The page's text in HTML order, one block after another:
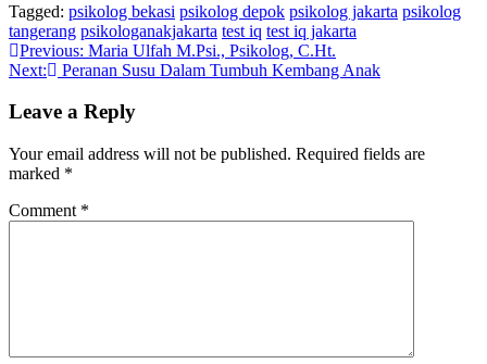
Tagged: psikolog bekasi psikolog depok psikolog jakarta psikolog
tangerang psikologanakjakarta test iq test iq jakarta
Post
navigation
Previous: Maria Ulfah M.Psi., Psikolog, C.Ht.
Next:
Peranan Susu Dalam Tumbuh Kembang Anak
Leave a Reply
Your email address will not be published. Required fields are
marked *
Comment *